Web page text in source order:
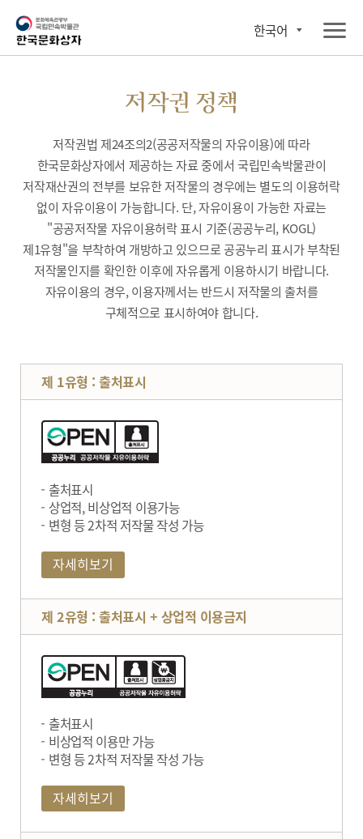
한국어
저작권 정책
저작권법 제24조의2(공공저작물의 자유이용)에 따라
한국문화상자에서 제공하는 자료 중에서 국립민속박물관이
저작재산권의 전부를 보유한 저작물의 경우에는 별도의 이용허락
없이 자유이용이 가능합니다. 단, 자유이용이 가능한 자료는
"공공저작물 자유이용허락 표시 기준(공공누리, KOGL)
제1유형"을 부착하여 개방하고 있으므로 공공누리 표시가 부착된
저작물인지를 확인한 이후에 자유롭게 이용하시기 바랍니다.
자유이용의 경우, 이용자께서는 반드시 저작물의 출처를
구체적으로 표시하여야 합니다.
제 1유형 : 출처표시
출처표시
상업적, 비상업적 이용가능
변형 등 2차적 저작물 작성 가능
자세히보기
제 2유형 : 출처표시 + 상업적 이용금지
출처표시
비상업적 이용만 가능
변형 등 2차적 저작물 작성 가능
자세히보기